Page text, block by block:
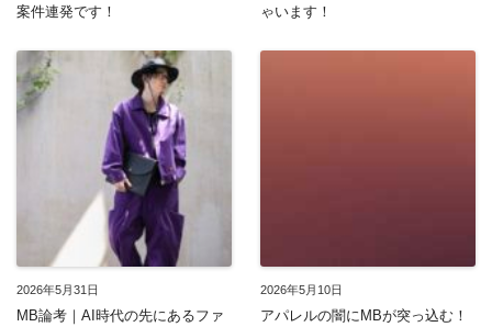
案件連発です！
ゃいます！
2026年5月31日
MB論考｜AI時代の先にあるファ
2026年5月10日
アパレルの闇にMBが突っ込む！